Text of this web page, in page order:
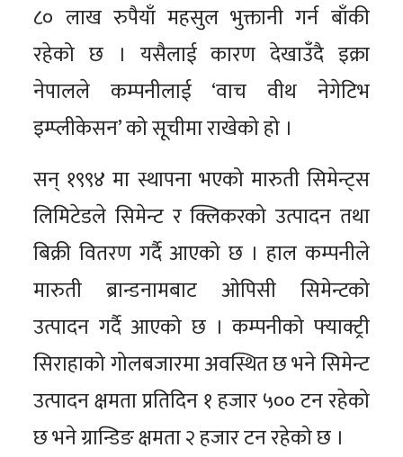
८० लाख रुपैयाँ महसुल भुक्तानी गर्न बाँकी
रहेको छ । यसैलाई कारण देखाउँदै इक्रा
नेपालले कम्पनीलाई ‘वाच वीथ नेगेटिभ
इम्प्लीकेसन’ को सूचीमा राखेको हो ।
सन् १९९४ मा स्थापना भएको मारुती सिमेन्ट्स
लिमिटेडले सिमेन्ट र क्लिकरको उत्पादन तथा
बिक्री वितरण गर्दै आएको छ । हाल कम्पनीले
मारुती ब्रान्डनामबाट ओपिसी सिमेन्टको
उत्पादन गर्दै आएको छ । कम्पनीको फ्याक्ट्री
सिराहाको गोलबजारमा अवस्थित छ भने सिमेन्ट
उत्पादन क्षमता प्रतिदिन १ हजार ५०० टन रहेको
छ भने ग्रान्डिङ क्षमता २ हजार टन रहेको छ ।